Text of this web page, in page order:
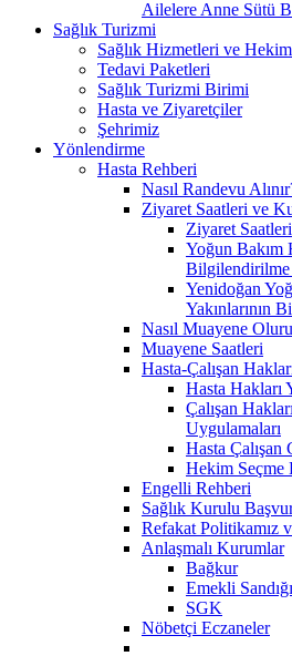
Ailelere Anne Sütü
Sağlık Turizmi
Sağlık Hizmetleri ve
Tedavi Paketleri
Sağlık Turizmi Birimi
Hasta ve Ziyaretçiler
Şehrimiz
Yönlendirme
Hasta Rehberi
Nasıl Randevu
Ziyaret Saatleri ve
Ziyaret Saatleri
Yoğun Bakım
Bilgilendirilme
Yenidoğan
Yakınlarının
Nasıl Muayene
Muayene Saatleri
Hasta-Çalışan
Hasta Hakları
Çalışan
Uygulamaları
Hasta
Hekim Seçme
Engelli Rehberi
Sağlık Kurulu
Refakat Politikamız
Anlaşmalı Kurumlar
Bağkur
Emekli Sandığı
SGK
Nöbetçi Eczaneler